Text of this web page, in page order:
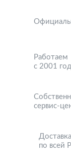
Работаем
с 2001
сервис-
Доставка
по всей